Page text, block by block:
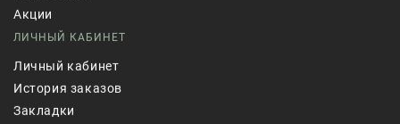
Акции
ЛИЧНЫЙ КАБИНЕТ
Личный кабинет
История заказов
Закладки